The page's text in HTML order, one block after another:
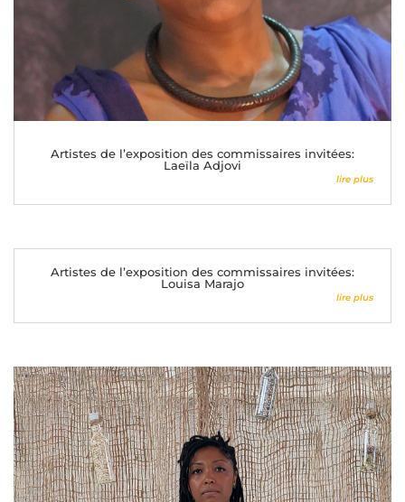
Artistes de l’exposition des commissaires invitées:
Laeïla Adjovi
lire plus
Artistes de l’exposition des commissaires invitées:
Louisa Marajo
lire plus